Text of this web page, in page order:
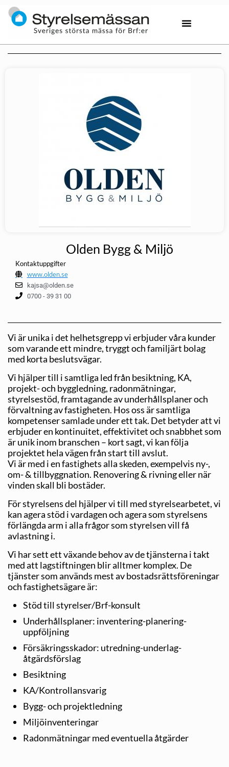
Olden Bygg & Miljö
Kontaktuppgifter
www.olden.se
kajsa@olden.se
0700 - 39 31 00
Vi är unika i det helhetsgrepp vi erbjuder våra kunder
som varande ett mindre, tryggt och familjärt bolag
med korta besluts­vägar.
Vi hjälper till i samtliga led från besiktning, KA,
projekt- och byggledning, radonmätningar,
styrelsestöd, framtagande av underhållsplaner och
förvaltning av fastigheten. Hos oss är samtliga
kompetenser samlade under ett tak. Det betyder att vi
erbjuder en kontinuitet, effektivitet och snabbhet som
är unik inom branschen – kort sagt, vi kan följa
projektet hela vägen från start till avslut.
Vi är med i en fastighets alla skeden, exempelvis ny-,
om- & till­byggnation. Renovering & rivning eller när
vinden skall bli bostäder.
För styrelsens del hjälper vi till med styrelsearbetet, vi
kan agera stöd i vardagen och agera som styrelsens
förlängda arm i alla frågor som styrelsen vill få
avlastning i.
Vi har sett ett växande behov av de tjänsterna i takt
med att lagstiftningen blir alltmer komplex. De
tjänster som används mest av bostadsrättsföreningar
och fastighetsägare är:
Stöd till styrelser/Brf-konsult
Underhållsplaner: inventering-planering-
uppföljning
Försäkringsskador: utredning-underlag-
åtgärdsförslag
Besiktning
KA/Kontrollansvarig
Bygg- och projektledning
Miljöinventeringar
Radonmätningar med eventuella åtgärder